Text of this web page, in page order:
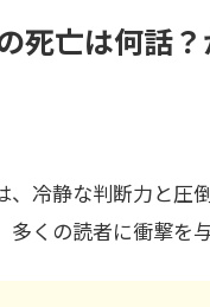
死亡は何話
、冷静な判断力と圧
くの読者に衝撃を